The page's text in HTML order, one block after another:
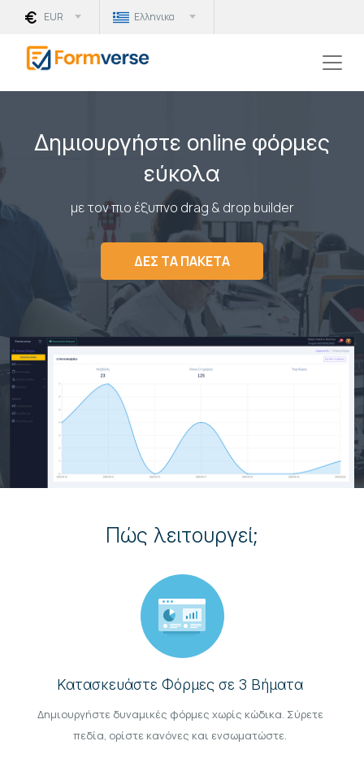
EUR Ελληνικα
Δημιουργήστε online φόρμες
εύκολα
με τον πιο έξυπνο drag & drop builder
ΔΕΣ ΤΑ ΠΑΚΕΤΑ
Πώς λειτουργεί;
Κατασκευάστε Φόρμες σε 3 Βήματα
Δημιουργήστε δυναμικές φόρμες χωρίς κώδικα. Σύρετε
πεδία, ορίστε κανόνες και ενσωματώστε.